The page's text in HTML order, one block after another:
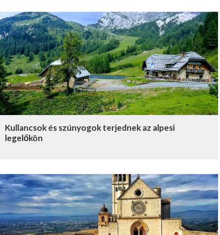
Kullancsok és szúnyogok terjednek az alpesi
legelőkön